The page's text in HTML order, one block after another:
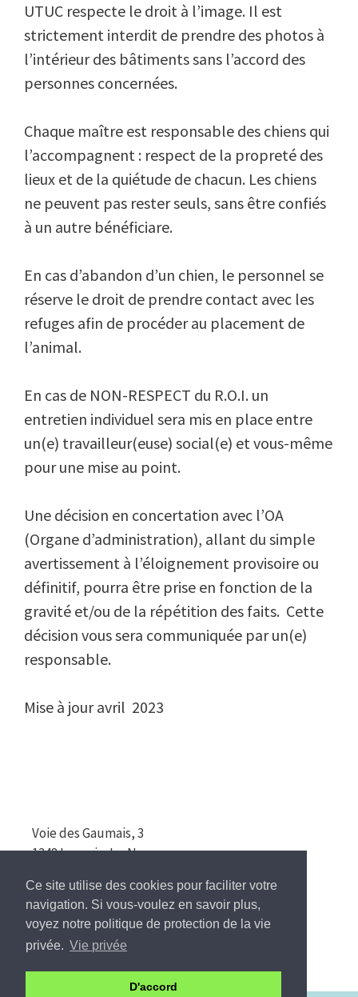
Ce site utilise des cookies pour faciliter votre
navigation. Si vous-voulez en savoir plus,
voyez notre politique de protection de la vie
privée. Vie privée
D'accord
UTUC respecte le droit à l’image. Il est
strictement interdit de prendre des photos à
l’intérieur des bâtiments sans l’accord des
personnes concernées.
Chaque maître est responsable des chiens qui
l’accompagnent : respect de la propreté des
lieux et de la quiétude de chacun. Les chiens
ne peuvent pas rester seuls, sans être confiés
à un autre bénéficiare.
En cas d’abandon d’un chien, le personnel se
réserve le droit de prendre contact avec les
refuges afin de procéder au placement de
l’animal.
En cas de NON-RESPECT du R.O.I. un
entretien individuel sera mis en place entre
un(e) travailleur(euse) social(e) et vous-même
pour une mise au point.
Une décision en concertation avec l’OA
(Organe d’administration), allant du simple
avertissement à l’éloignement provisoire ou
définitif, pourra être prise en fonction de la
gravité et/ou de la répétition des faits. Cette
décision vous sera communiquée par un(e)
responsable.
Mise à jour avril 2023
Voie des Gaumais, 3
1348 Louvain-La-Neuve
info@utuc.be
Conditions d’Utilisation de ce Site